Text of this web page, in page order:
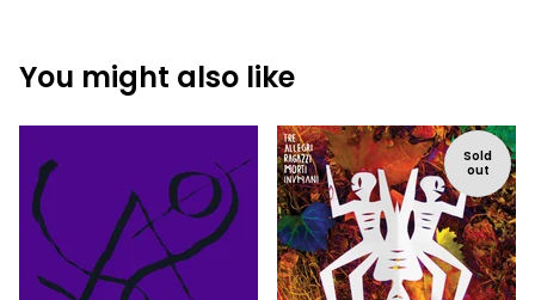
You might also like
Sold
out